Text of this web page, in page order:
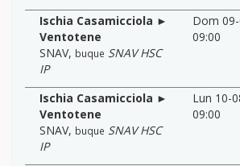
Ischia Casamicciola ►
Ventotene
SNAV, buque SNAV HSC
IP
Dom
09:00
Ischia Casamicciola ►
Ventotene
SNAV, buque SNAV HSC
IP
Lun 10-
09:00